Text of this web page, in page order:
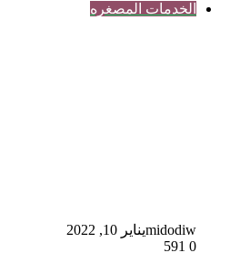
الخدمات المصغره
midodiwيناير 10, 2022
0